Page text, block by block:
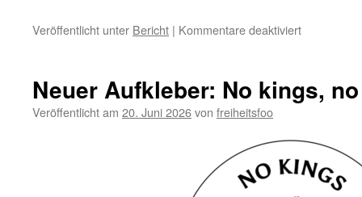
Veröffentlicht unter Bericht | Kommentare deaktiviertfür
auf
der
EU,
Neuer Aufkleber: No kings,
Veröffentlicht am 20. Juni 2026von freiheitsfoo